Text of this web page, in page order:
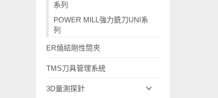
系列
POWER MILL強力銑刀UNI系
列
ER燒結剛性筒夾
TMS刀具管理系統
3D量測探針